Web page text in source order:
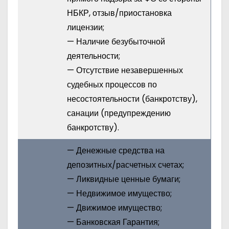
НБКР, отзыв/приостановка
лицензии;
— Наличие безубыточной
деятельности;
— Отсутствие незавершенных
судебных процессов по
несостоятельности (банкротству),
санации (предупреждению
банкротству).
— Денежные средства на
депозитных/расчетных счетах;
— Ликвидные ценные бумаги;
— Недвижимое имущество;
— Движимое имущество;
— Банковская Гарантия;